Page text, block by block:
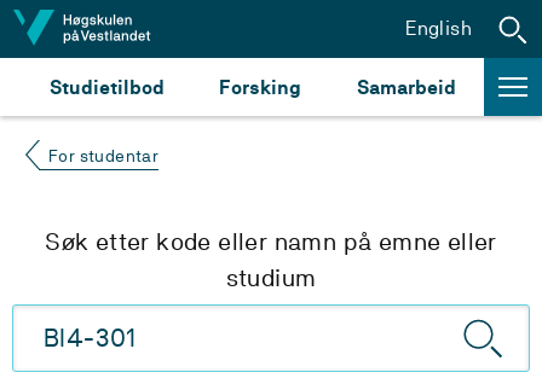
Hopp til innhald
Studietilbod Forsking Samarbeid
English
For studentar
Søk etter kode eller namn på emne eller
studium